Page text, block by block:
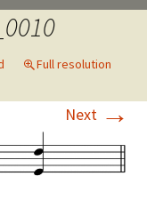
Full resolution
Next →